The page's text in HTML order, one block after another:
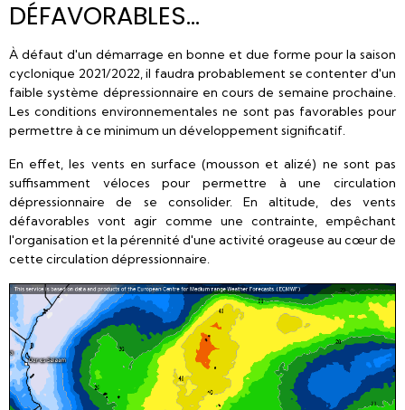
DÉFAVORABLES...
À défaut d'un démarrage en bonne et due forme pour la saison
cyclonique 2021/2022, il faudra probablement se contenter d'un
faible système dépressionnaire en cours de semaine prochaine.
Les conditions environnementales ne sont pas favorables pour
permettre à ce minimum un développement significatif.
En effet, les vents en surface (mousson et alizé) ne sont pas
suffisamment véloces pour permettre à une circulation
dépressionnaire de se consolider. En altitude, des vents
défavorables vont agir comme une contrainte, empêchant
l'organisation et la pérennité d'une activité orageuse au cœur de
cette circulation dépressionnaire.